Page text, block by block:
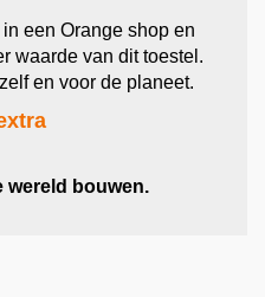
een Orange shop en
waarde van dit toestel.
en voor de planeet.
wereld bouwen.